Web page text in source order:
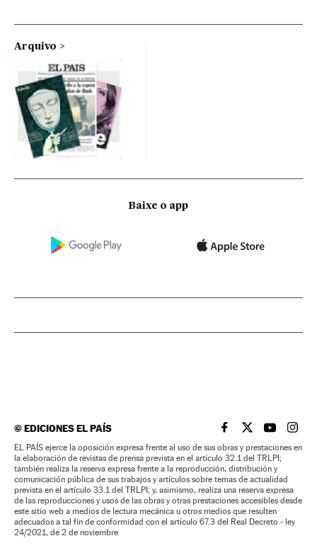
Arquivo
Baixe o app
©EDICIONES EL PAÍS EL PAÍS BRASIL EN
EL PAÍSEL PAÍS
EL
EL PAÍS ejerce la oposición expresa frente al uso de sus obras y prestaciones en
la elaboración de revistas de prensa prevista en el artículo 32.1 del TRLPI;
también realiza la reserva expresa frente a la reproducción, distribución y
comunicación pública de sus trabajos y artículos sobre temas de actualidad
prevista en el artículo 33.1 del TRLPI; y, asimismo, realiza una reserva expresa
de las reproducciones y usos de las obras y otras prestaciones accesibles desde
este sitio web a medios de lectura mecánica u otros medios que resulten
adecuados a tal fin de conformidad con el artículo 67.3 del Real Decreto - ley
24/2021, de 2 de noviembre